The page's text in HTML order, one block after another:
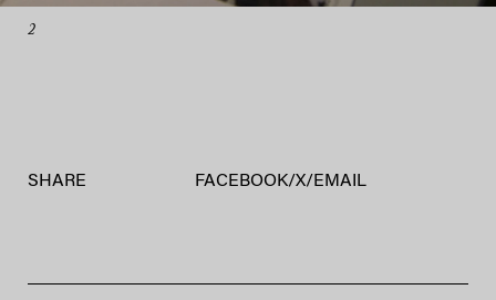
2
SHARE FACEBOOK/X/EMAIL